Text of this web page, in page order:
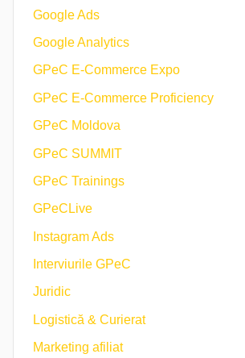
Google Ads
Google Analytics
GPeC E-Commerce Expo
GPeC E-Commerce Proficiency
GPeC Moldova
GPeC SUMMIT
GPeC Trainings
GPeCLive
Instagram Ads
Interviurile GPeC
Juridic
Logistică & Curierat
Marketing afiliat